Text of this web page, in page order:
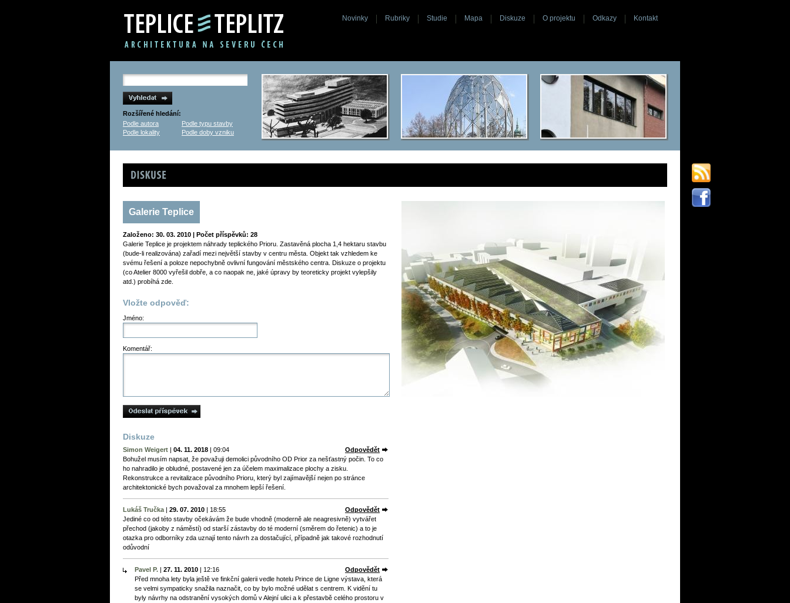
Novinky Rubriky Studie Mapa Diskuze O projektu Odkazy Kontakt
Rozšířené hledání:
Podle autora
Podle typu stavby
Podle lokality
Podle doby vzniku
Diskuse
Galerie Teplice
Založeno: 30. 03. 2010 | Počet příspěvků: 28
Galerie Teplice je projektem náhrady teplického Prioru. Zastavěná plocha 1,4 hektaru stavbu
(bude-li realizována) zařadí mezi největší stavby v centru města. Objekt tak vzhledem ke
svému řešení a poloze nepochybně ovlivní fungování městského centra. Diskuze o projektu
(co Atelier 8000 vyřešil dobře, a co naopak ne, jaké úpravy by teoreticky projekt vylepšily
atd.) probíhá zde.
Vložte odpověď:
Jméno:
Komentář:
Diskuze
Simon Weigert | 04. 11. 2018 | 09:04
Odpovědět
Bohužel musím napsat, že považuji demolici původního OD Prior za nešťastný počin. To co
ho nahradilo je obludné, postavené jen za účelem maximalizace plochy a zisku.
Rekonstrukce a revitalizace původního Prioru, který byl zajímavější nejen po stránce
architektonické bych považoval za mnohem lepší řešení.
Lukáš Tručka | 29. 07. 2010 | 18:55
Odpovědět
Jediné co od této stavby očekávám že bude vhodně (moderně ale neagresivně) vytvářet
přechod (jakoby z náměstí) od starší zástavby do té moderní (směrem do řetenic) a to je
otazka pro odborníky zda uznají tento návrh za dostačující, případně jak takové rozhodnutí
odůvodní
Pavel P. | 27. 11. 2010 | 12:16
Odpovědět
Před mnoha lety byla ještě ve finkční galerii vedle hotelu Prince de Ligne výstava, která
se velmi sympaticky snažila naznačit, co by bylo možné udělat s centrem. K vidění tu
byly návrhy na odstranění vysokých domů v Alejní ulici a k přestavbě celého prostoru v